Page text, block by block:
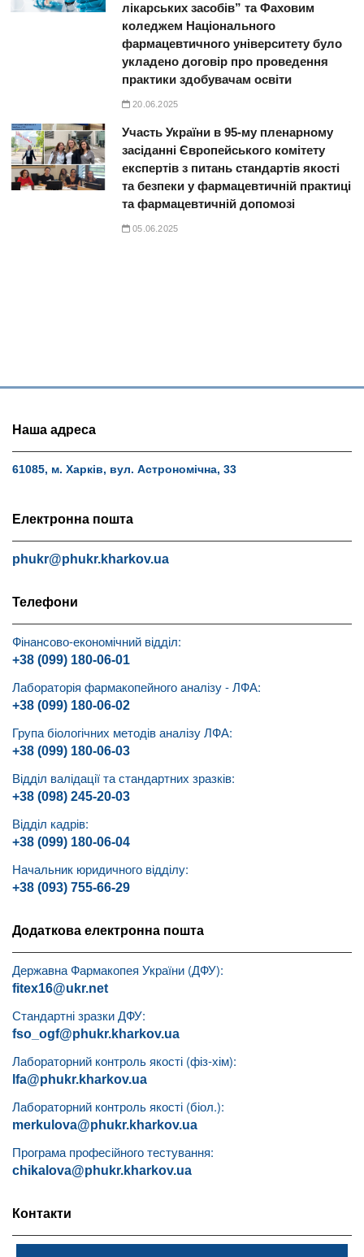
лікарських засобів” та Фаховим
коледжем Національного
фармацевтичного університету було
укладено договір про проведення
практики здобувачам освіти
20.06.2025
Участь України в 95-му пленарному
засіданні Європейського комітету
експертів з питань стандартів якості
та безпеки у фармацевтичній практиці
та фармацевтичній допомозі
05.06.2025
Наша адреса
61085, м. Харків, вул. Астрономічна, 33
Електронна пошта
phukr@phukr.kharkov.ua
Телефони
Фінансово-економічний відділ:
+38 (099) 180-06-01
Лабораторія фармакопейного аналізу - ЛФА:
+38 (099) 180-06-02
Група біологічних методів аналізу ЛФА:
+38 (099) 180-06-03
Відділ валідації та стандартних зразків:
+38 (098) 245-20-03
Відділ кадрів:
+38 (099) 180-06-04
Начальник юридичного відділу:
+38 (093) 755-66-29
Додаткова електронна пошта
Державна Фармакопея України (ДФУ):
fitex16@ukr.net
Стандартні зразки ДФУ:
fso_ogf@phukr.kharkov.ua
Лабораторний контроль якості (фіз-хім):
lfa@phukr.kharkov.ua
Лабораторний контроль якості (біол.):
merkulova@phukr.kharkov.ua
Програма професійного тестування:
chikalova@phukr.kharkov.ua
Контакти